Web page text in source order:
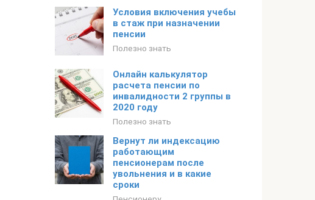
Условия включения учебы
в стаж при назначении
пенсии
Полезно знать
Онлайн калькулятор
расчета пенсии по
инвалидности 2 группы в
2020 году
Полезно знать
Вернут ли индексацию
работающим
пенсионерам после
увольнения и в какие
сроки